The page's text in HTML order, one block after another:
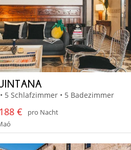
5 Schlafzimmer • 5 Badezimmer
€
pro Nacht